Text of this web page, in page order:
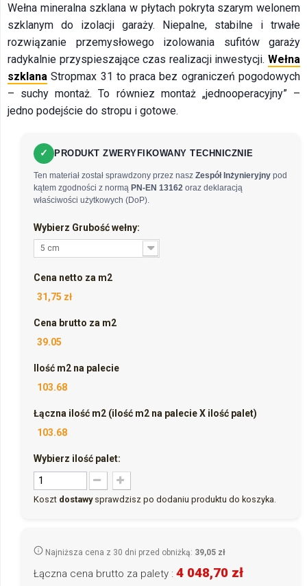
Wełna mineralna szklana w płytach pokryta szarym welonem
szklanym do izolacji garaży. Niepalne, stabilne i trwałe
rozwiązanie przemysłowego izolowania sufitów garaży
radykalnie przyspieszające czas realizacji inwestycji. Wełna
szklana Stropmax 31 to praca bez ograniczeń pogodowych
– suchy montaż. To równiez montaż „jednooperacyjny” –
jedno podejście do stropu i gotowe.
✓ PRODUKT ZWERYFIKOWANY TECHNICZNIE
Ten materiał został sprawdzony przez nasz Zespół Inżynieryjny pod
kątem zgodności z normą PN-EN 13162 oraz deklaracją
właściwości użytkowych (DoP).
Wybierz Grubość wełny:
5 cm
Cena netto za m2
31,75 zł
Cena brutto za m2
39.05
Ilość m2 na palecie
103.68
Łączna ilość m2 (ilość m2 na palecie X ilość palet)
103.68
Wybierz ilość palet:
Koszt dostawysprawdzisz po dodaniu produktu do koszyka.
Najniższa cena z 30 dni przed obniżką: 39,05 zł
Łączna cena brutto za palety : 4 048,70 zł